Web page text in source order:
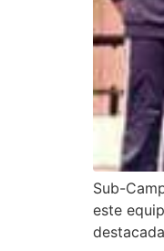
Sub-
este